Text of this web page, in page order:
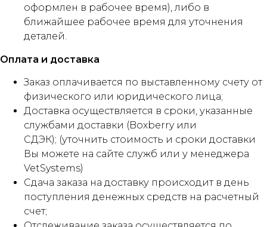
оформлен в рабочее время), либо в
ближайшее рабочее время для уточнения
деталей.
Оплата и доставка
Заказ оплачивается по выставленному счету от
физического или юридического лица;
Доставка осуществляется в сроки, указанные
службами доставки (Boxberry или
СДЭК); (уточнить стоимость и сроки доставки
Вы можете на сайте служб или у менеджера
VetSystems)
Сдача заказа на доставку происходит в день
поступления денежных средств на расчетный
счет;